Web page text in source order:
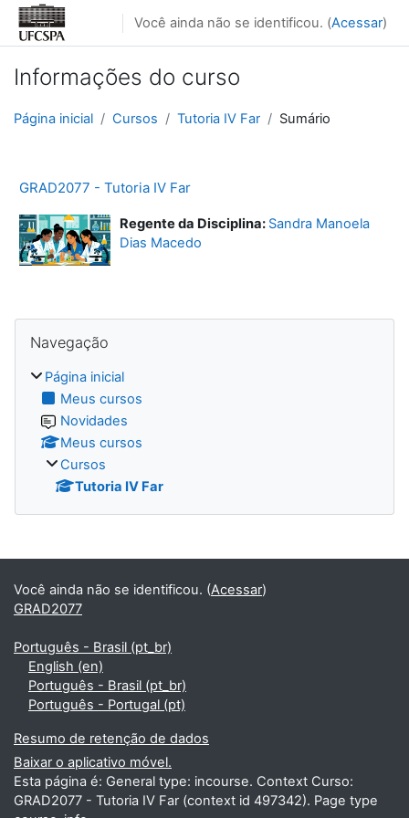
Ir para o conteúdo principal
Você ainda não se identificou. (Acessar)
Informações do curso
Página inicial Cursos Tutoria IV Far Sumário
GRAD2077 - Tutoria IV Far
Regente da Disciplina: Sandra Manoela
Dias Macedo
Navegação
Página inicial
Meus cursos
Novidades
Meus cursos
Cursos
Tutoria IV Far
Blocos
Você ainda não se identificou. (Acessar)
GRAD2077
Português - Brasil ‎(pt_br)‎
English ‎(en)‎
Português - Brasil ‎(pt_br)‎
Português - Portugal ‎(pt)‎
Resumo de retenção de dados
Baixar o aplicativo móvel.
Esta página é: General type: incourse. Context Curso:
GRAD2077 - Tutoria IV Far (context id 497342). Page type